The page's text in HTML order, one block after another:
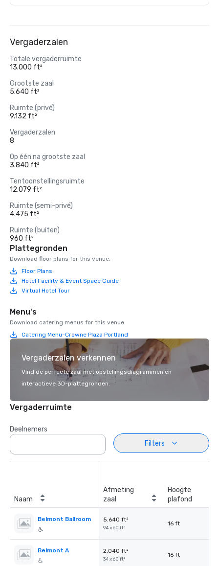
Vergaderzalen
Totale vergaderruimte
13.000 ft²
Grootste zaal
5.640 ft²
Ruimte (privé)
9.132 ft²
Vergaderzalen
8
Op één na grootste zaal
3.840 ft²
Tentoonstellingsruimte
12.079 ft²
Ruimte (semi-privé)
4.475 ft²
Ruimte (buiten)
960 ft²
Plattegronden
Download floor plans for this venue.
Floor Plans
Hotel Facility & Event Space Guide
Virtual Hotel Tour
Menu's
Download catering menus for this venue.
Catering Menu-Crowne Plaza Portland
Vergaderzalen verkennen
Vind de perfecte zaal met opstellingsdiagrammen en
interactieve 3D-plattegronden.
Vergaderruimte
Deelnemers
Filters
Naam
Afmeting
zaal
Hoogte
plafond
Belmont Ballroom 5.640 ft²
94 x 60 ft²
16 ft
Belmont A 2.040 ft²
34 x 60 ft²
16 ft